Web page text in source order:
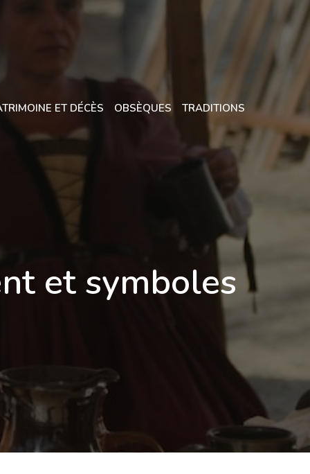
ET DÉCÈS OBSÈQUES TRADITIONS
et symboles